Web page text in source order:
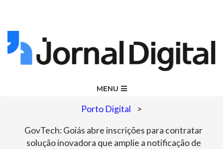
Skip
to
Jornal
Digital
MENU
Porto Digital >
GovTech: Goiás abre inscrições para contratar
solução inovadora que amplie a notificação de